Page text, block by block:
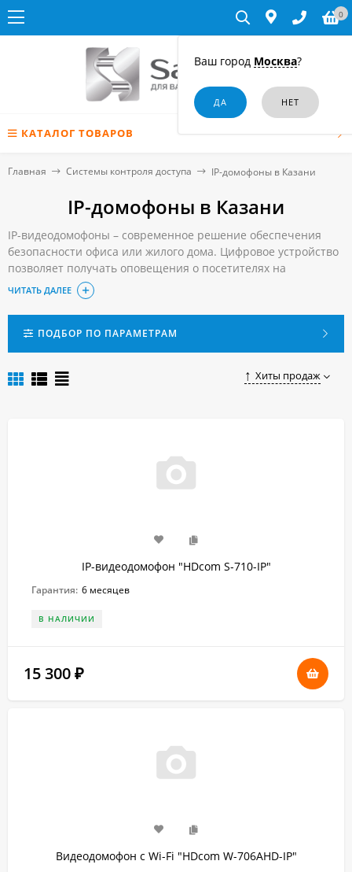
Ваш город Москва?
0
КАТАЛОГ ТОВАРОВ
Главная Системы контроля доступа IP-домофоны в Казани
IP-домофоны в Казани
IP-видеодомофоны – современное решение обеспечения
безопасности офиса или жилого дома. Цифровое устройство
позволяет получать оповещения о посетителях на
смартфон, в том числе в удаленном режиме. Все фотоснимки
и видеосообщения записываются на карту памяти.
Чтобы приобрести IP-домофон в Казани, достаточно сделать
заказ в нашем онлайн-магазине.
ЧИТАТЬ ДАЛЕЕ
ПОДБОР ПО ПАРАМЕТРАМ
Хиты продаж
IP-видеодомофон "HDcom S-710-IP"
Гарантия: 6 месяцев
В НАЛИЧИИ
15 300 ₽
Видеодомофон с Wi-Fi "HDcom W-706AHD-IP"